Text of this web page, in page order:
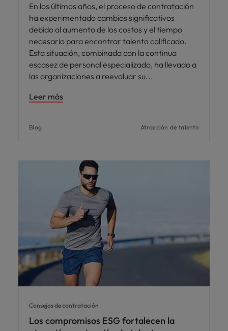
En los últimos años, el proceso de contratación
ha experimentado cambios significativos
debido al aumento de los costos y el tiempo
necesario para encontrar talento calificado.
Esta situación, combinada con la continua
escasez de personal especializado, ha llevado a
las organizaciones a reevaluar su
Leer más
Blog Atracción de talento
Consejos de contratación
Los compromisos ESG fortalecen la